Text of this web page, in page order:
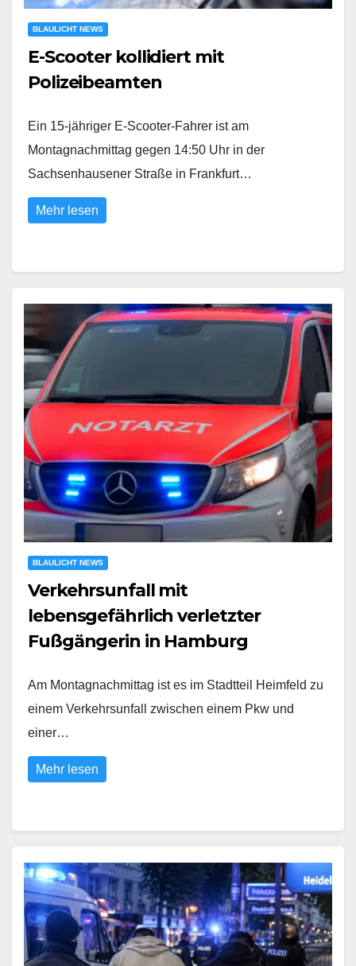
BLAULICHT NEWS
E-Scooter kollidiert mit
Polizeibeamten
Ein 15-jähriger E-Scooter-Fahrer ist am
Montagnachmittag gegen 14:50 Uhr in der
Sachsenhausener Straße in Frankfurt…
Mehr lesen
BLAULICHT NEWS
Verkehrsunfall mit
lebensgefährlich verletzter
Fußgängerin in Hamburg
Am Montagnachmittag ist es im Stadtteil Heimfeld zu
einem Verkehrsunfall zwischen einem Pkw und
einer…
Mehr lesen